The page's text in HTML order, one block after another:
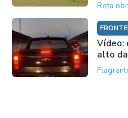
Rota
Vídeo:
alto